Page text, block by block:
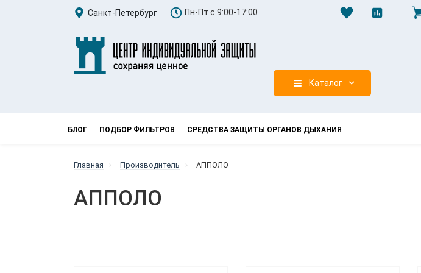
Санкт-Петербург Пн-Пт с 9:00-17:00
Каталог
БЛОГ ПОДБОР ФИЛЬТРОВ СРЕДСТВА ЗАЩИТЫ ОРГАНОВ ДЫХАНИЯ
Главная Производитель АППОЛО
АППОЛО